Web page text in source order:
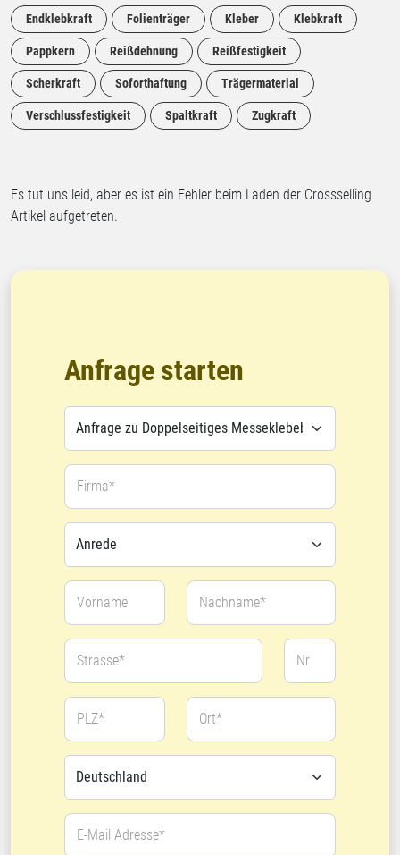
Endklebkraft Folienträger Kleber Klebkraft
Pappkern Reißdehnung Reißfestigkeit
Scherkraft Soforthaftung Trägermaterial
Verschlussfestigkeit Spaltkraft Zugkraft
Es tut uns leid, aber es ist ein Fehler beim Laden der Crossselling
Artikel aufgetreten.
Anfrage starten
Firma*
Vorname Nachname*
Strasse* Nr
PLZ* Ort*
E-Mail Adresse*